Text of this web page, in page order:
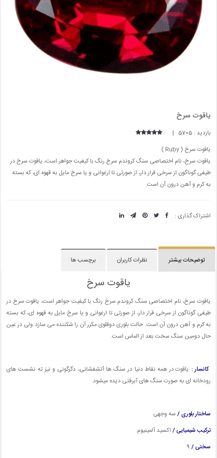
یاقوت سرخ
بازدید : 5705 |
یاقوت سرخ ( Ruby )
یاقوت سرخ، نام اختصاصی سنگ کروندم سرخ رنگ با کیفیت جواهر است، یاقوت سرخ در
طیفی گوناگون از سرخی قرار دار، از صورتی تا ارغوانی و یا سرخ مایل به قهوه ای، که بسته
به کرم و آهن درون آن است.
اشتراک گذاری :
توضیحات بیشتر نظرات کاربران برچسب ها
یاقوت سرخ
یاقوت سرخ، نام اختصاصی سنگ کروندم سرخ رنگ با کیفیت جواهر است، یاقوت سرخ در
طیفی گوناگون از سرخی قرار دار، از صورتی تا ارغوانی و یا سرخ مایل به قهوه ای، که بسته
به کرم و آهن درون آن است. حالت بلوری دوقلوی مکرر آن را شکننده می سازد ولی در عین
حال دومین سنگ سخت بعد از الماس است.
کانسار : یاقوت در همه نقاط دنیا در سنگ ها آتشفشانی، دگرگونی و نیز ته نشست های
رودخانه ای به صورت سنگ های آبرفتی دیده میشود.
ساختار بلوری / سه وجهی
ترکیب شیمیایی / اکسید آلمینیوم
سختی / 9